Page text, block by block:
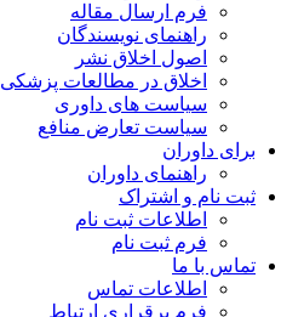
فرم ارسال مقاله
راهنمای نویسندگان
اصول اخلاق نشر
اخلاق در مطالعات پزشکی
سیاست های داوری
سیاست تعارض منافع
برای داوران
راهنمای داوران
ثبت نام و اشتراک
اطلاعات ثبت نام
فرم ثبت نام
تماس با ما
اطلاعات تماس
فرم برقراری ارتباط